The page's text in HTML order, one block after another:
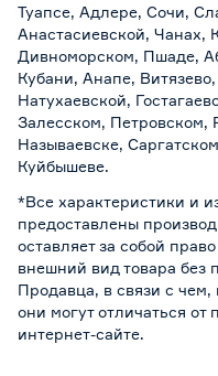
Туапсе, Адлере, Сочи,
Анастасиевской, Чанах,
Дивноморском, Пшаде,
Кубани, Анапе,
Натухаевской,
Залесском, Петровском,
Называевске,
Куйбышеве.
*Все характеристики и
предоставлены
оставляет за собой
внешний вид товара без
Продавца, в связи с чем,
они могут отличаться
интернет-сайте.